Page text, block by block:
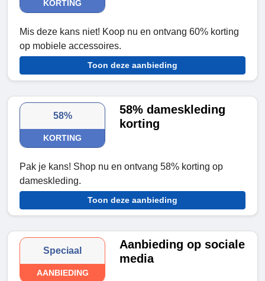
KORTING
Mis deze kans niet! Koop nu en ontvang 60% korting
op mobiele accessoires.
Toon deze aanbieding
58%
KORTING
58% dameskleding
korting
Pak je kans! Shop nu en ontvang 58% korting op
dameskleding.
Toon deze aanbieding
Speciaal
AANBIEDING
Aanbieding op sociale
media